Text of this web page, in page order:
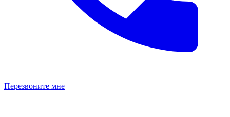
Перезвоните мне